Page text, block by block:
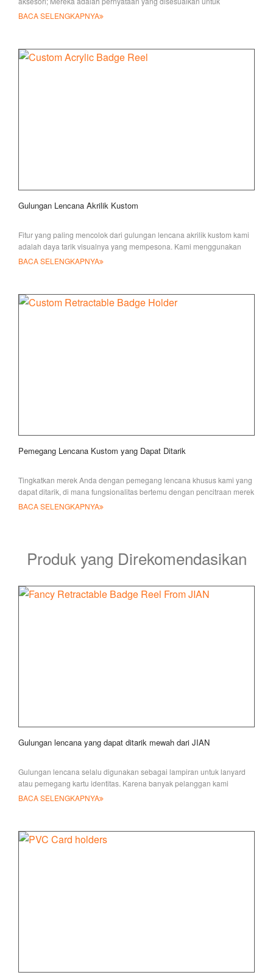
profesional perawatan kesehatan pekerja keras
BACA SELENGKAPNYA
Gulungan Lencana Akrilik Kustom
Fitur yang paling mencolok dari gulungan lencana akrilik kustom kami
adalah daya tarik visualnya yang mempesona. Kami menggunakan
premium, sangat transparan, h
BACA SELENGKAPNYA
Pemegang Lencana Kustom yang Dapat Ditarik
Tingkatkan merek Anda dengan pemegang lencana khusus kami yang
dapat ditarik, di mana fungsionalitas bertemu dengan pencitraan merek
yang murni. Kami mengkhususkan diri dalam c
BACA SELENGKAPNYA
Produk yang Direkomendasikan
Gulungan lencana yang dapat ditarik mewah dari JIAN
Gulungan lencana selalu digunakan sebagai lampiran untuk lanyard
atau pemegang kartu identitas. Karena banyak pelanggan kami
meminta desain yang berbeda untuk
BACA SELENGKAPNYA